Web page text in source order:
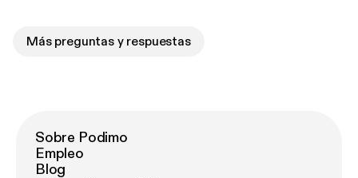
Más preguntas y respuestas
Sobre Podimo
Empleo
Blog